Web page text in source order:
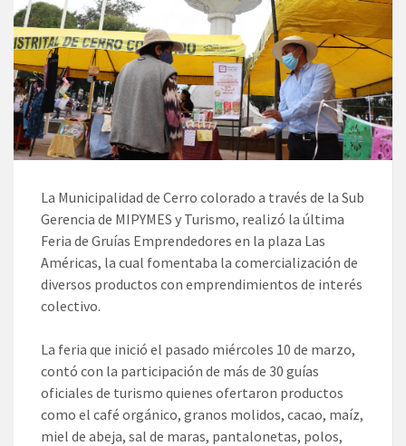
La Municipalidad de Cerro colorado a través de la Sub
Gerencia de MIPYMES y Turismo, realizó la última
Feria de Gruías Emprendedores en la plaza Las
Américas, la cual fomentaba la comercialización de
diversos productos con emprendimientos de interés
colectivo.
La feria que inició el pasado miércoles 10 de marzo,
contó con la participación de más de 30 guías
oficiales de turismo quienes ofertaron productos
como el café orgánico, granos molidos, cacao, maíz,
miel de abeja, sal de maras, pantalonetas, polos,